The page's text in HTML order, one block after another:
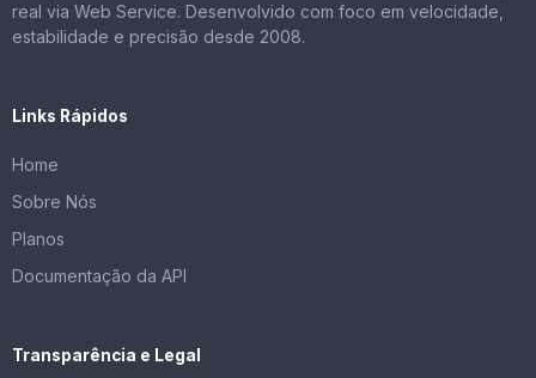
real via Web Service. Desenvolvido com foco em velocidade,
estabilidade e precisão desde 2008.
Links Rápidos
Home
Sobre Nós
Planos
Documentação da API
Transparência e Legal